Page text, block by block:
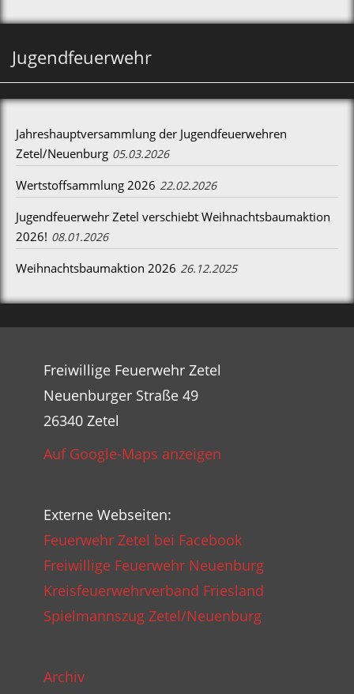
Jugendfeuerwehr
Jahreshauptversammlung der Jugendfeuerwehren
Zetel/Neuenburg 05.03.2026
Wertstoffsammlung 2026 22.02.2026
Jugendfeuerwehr Zetel verschiebt Weihnachtsbaumaktion
2026! 08.01.2026
Weihnachtsbaumaktion 2026 26.12.2025
Freiwillige Feuerwehr Zetel
Neuenburger Straße 49
26340 Zetel
Auf Google-Maps anzeigen
Externe Webseiten:
Feuerwehr Zetel bei Facebook
Freiwillige Feuerwehr Neuenburg
Kreisfeuerwehrverband Friesland
Spielmannszug Zetel/Neuenburg
Archiv